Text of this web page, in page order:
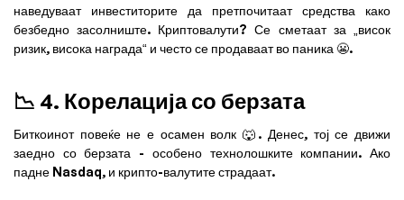
наведуваат инвеститорите да претпочитаат средства како
безбедно засолниште. Криптовалути? Се сметаат за „висок
ризик, висока награда“ и често се продаваат во паника 😬.
📉 4. Корелација со берзата
Биткоинот повеќе не е осамен волк 🐺. Денес, тој се движи
заедно со берзата - особено технолошките компании. Ако
падне Nasdaq, и крипто-валутите страдаат.